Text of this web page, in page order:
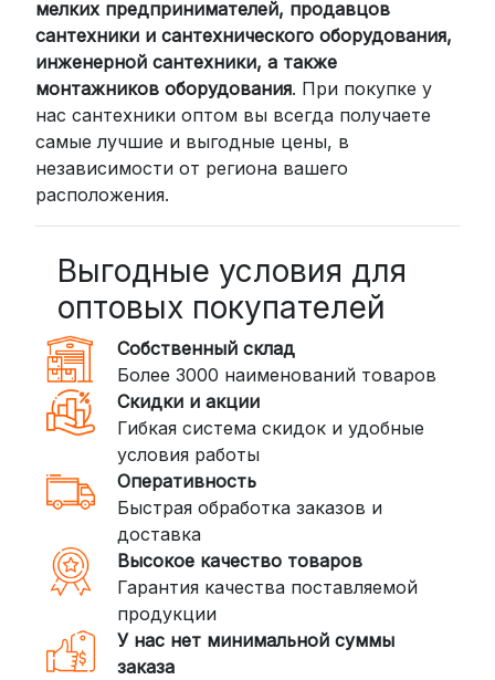
мелких предпринимателей, продавцов
сантехники и сантехнического оборудования,
инженерной сантехники, а также
монтажников оборудования. При покупке у
нас сантехники оптом вы всегда получаете
самые лучшие и выгодные цены, в
независимости от региона вашего
расположения.
Выгодные условия для
оптовых покупателей
Собственный склад
Более 3000 наименований товаров
Скидки и акции
Гибкая система скидок и удобные
условия работы
Оперативность
Быстрая обработка заказов и
доставка
Высокое качество товаров
Гарантия качества поставляемой
продукции
У нас нет минимальной суммы
заказа